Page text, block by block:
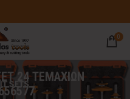
0
24 ΤΕΜΑΧΙΩΝ